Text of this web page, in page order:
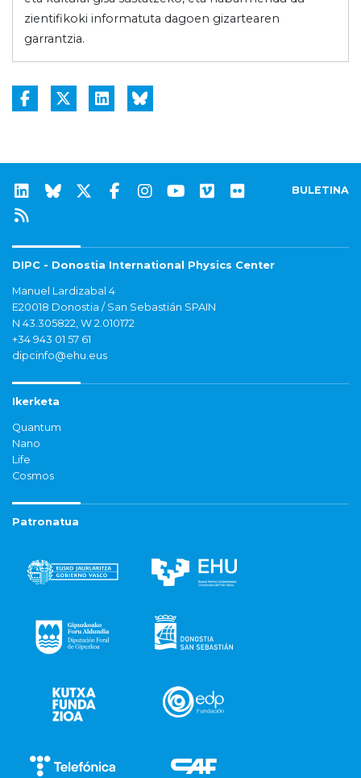
zientifikoki informatuta dagoen gizartearen
garrantzia.
BULETINA
DIPC - Donostia International Physics Center
Manuel Lardizabal 4
E20018 Donostia / San Sebastián SPAIN
N 43.305822, W 2.010172
+34 943 01 57 61
dipcinfo@ehu.eus
Ikerketa
Quantum
Nano
Life
Cosmos
Patronatua